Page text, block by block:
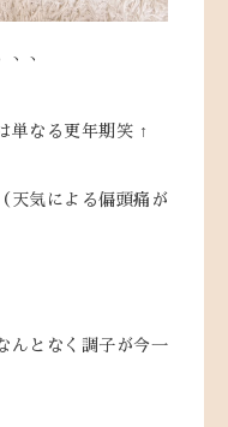
、、
単なる更年期笑 ↑
天気による偏頭痛が
んとなく調子が今一